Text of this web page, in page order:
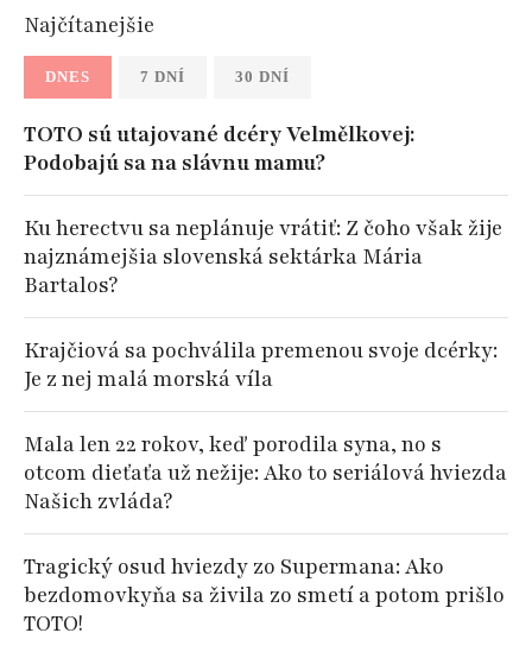
Najčítanejšie
DNES 7 DNÍ 30 DNÍ
TOTO sú utajované dcéry Velmělkovej:
Podobajú sa na slávnu mamu?
Ku herectvu sa neplánuje vrátiť: Z čoho však žije
najznámejšia slovenská sektárka Mária
Bartalos?
Krajčiová sa pochválila premenou svoje dcérky:
Je z nej malá morská víla
Mala len 22 rokov, keď porodila syna, no s
otcom dieťaťa už nežije: Ako to seriálová hviezda
Našich zvláda?
Tragický osud hviezdy zo Supermana: Ako
bezdomovkyňa sa živila zo smetí a potom prišlo
TOTO!